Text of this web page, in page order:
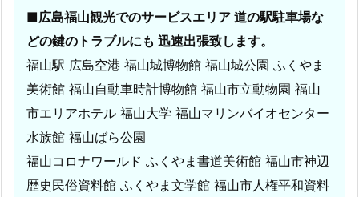
ケ
ー
ス
（T
0
0
2）
■広島福山観光でのサービスエリア 道の駅駐車場な
どの鍵のトラブルにも 迅速出張致します。
福山駅 広島空港 福山城博物館 福山城公園 ふくやま
美術館 福山自動車時計博物館 福山市立動物園 福山
市エリアホテル 福山大学 福山マリンバイオセンター
水族館 福山ばら公園
福山コロナワールド ふくやま書道美術館 福山市神辺
歴史民俗資料館 ふくやま文学館 福山市人権平和資料